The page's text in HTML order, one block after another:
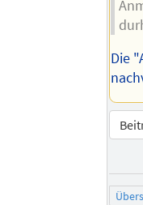
Die